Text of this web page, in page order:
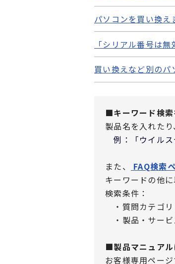
パソコンを買い換え
「シリアル番号は
買い換えなど別の
■キーワード検
製品名を入れた
例：「ウイル
また、 FAQ検索
キーワードの他
検索条件：
・質問カテゴリ
・製品・サービ
■製品マニュアル
お客様専用ペー